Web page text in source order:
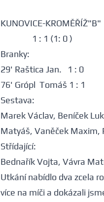
KUNOVICE-KROMĚŘÍŽ"B"
1 : 1 (1: 0 )
Branky:
29' Raštica Jan. 1 : 0
76' Grópl Tomáš 1 : 1
Sestava:
Marek Václav, Beníček
Matyáš, Vaněček Maxim,
Střídající:
Bednařík Vojta, Vávra
Utkání nabídlo dva zcela
více na míči a dokázali